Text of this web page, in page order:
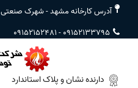
آدرس کارخانه مشهد - شهرک صنعتی
09152133795
-
09152152481
دارنده نشان و پلاک استاندارد